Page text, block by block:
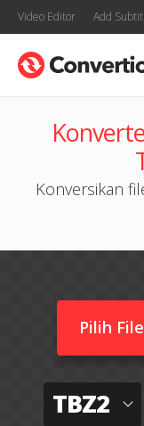
Video Editor Add
Konversikan
Pilih File
TBZ2